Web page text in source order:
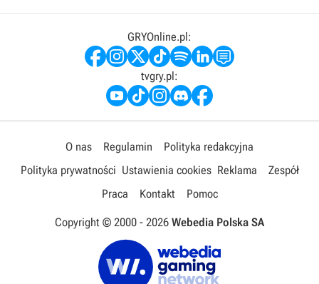
GRYOnline.pl:
tvgry.pl:
O nas Regulamin
Polityka redakcyjna
Polityka prywatności Ustawienia cookies Reklama
Zespół
Praca
Kontakt Pomoc
Copyright © 2000 - 2026 Webedia Polska SA